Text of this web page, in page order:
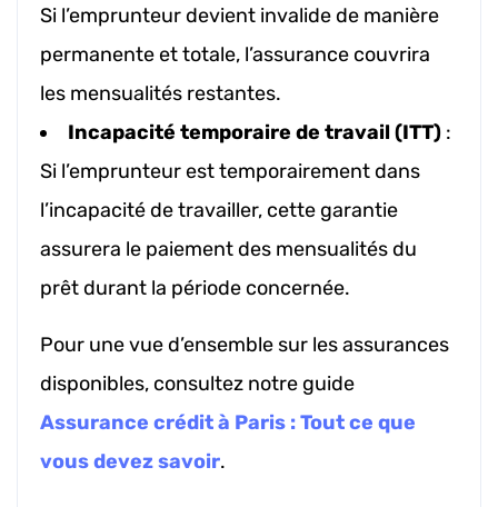
Si l’emprunteur devient invalide de manière
permanente et totale, l’assurance couvrira
les mensualités restantes.
Incapacité temporaire de travail (ITT) :
Si l’emprunteur est temporairement dans
l’incapacité de travailler, cette garantie
assurera le paiement des mensualités du
prêt durant la période concernée.
Pour une vue d’ensemble sur les assurances
disponibles, consultez notre guide
Assurance crédit à Paris : Tout ce que
vous devez savoir.